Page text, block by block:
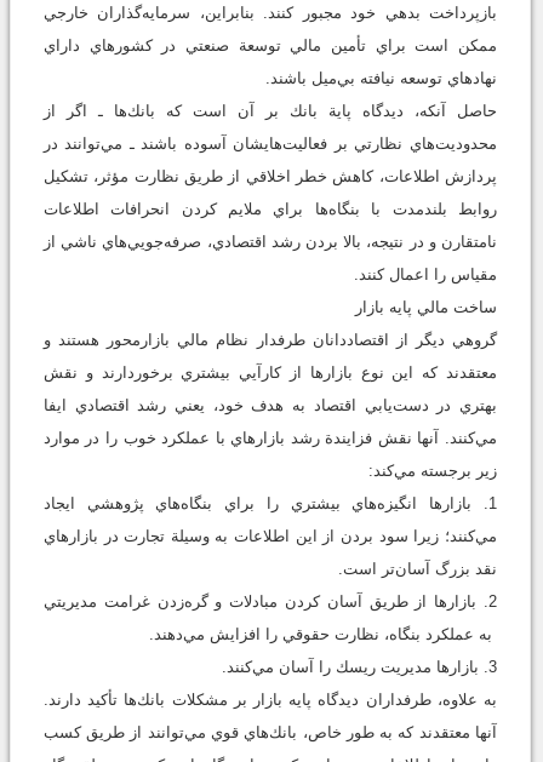
بازپرداخت بدهي خود مجبور كنند. بنابراين، سرمايه‌گذاران خارجي
ممكن است براي تأمين مالي توسعة صنعتي در كشورهاي داراي
نهادهاي توسعه نيافته بي‌ميل باشند.
حاصل آنكه، ديدگاه پاية بانك بر آن است كه بانك‌ها ـ اگر از
محدوديت‌هاي نظارتي بر فعاليت‌هايشان آسوده باشند ـ مي‌توانند در
پردازش اطلاعات، كاهش خطر اخلاقي از طريق نظارت مؤثر، تشكيل
روابط بلندمدت با بنگاه‌ها براي ملايم كردن انحرافات اطلاعات
نامتقارن و در نتيجه، بالا بردن رشد اقتصادي، صرفه‌جويي‌هاي ناشي از
مقياس را اعمال كنند.
ساخت مالي پايه بازار
گروهي ديگر از اقتصاددانان طرفدار نظام مالي بازارمحور هستند و
معتقدند كه اين نوع بازارها از كارآيي بيشتري برخوردارند و نقش
بهتري در دست‌يابي اقتصاد به هدف خود، يعني رشد اقتصادي ايفا
مي‌كنند. آنها نقش فزايندة رشد بازارهاي با عملكرد خوب را در موارد
زير برجسته مي‌كند:
1. بازارها انگيزه‌هاي بيشتري را براي بنگاه‌هاي پژوهشي ايجاد
مي‌كنند؛ زيرا سود بردن از اين اطلاعات به وسيلة تجارت در بازارهاي
نقد بزرگ آسان‌تر است.
2. بازارها از طريق آسان كردن مبادلات و گره‌زدن غرامت مديريتي
به عملكرد بنگاه، نظارت حقوقي را افزايش مي‌دهند.
3. بازارها مديريت ريسك را آسان مي‌كنند.
به علاوه، طرفداران ديدگاه پايه بازار بر مشكلات بانك‌ها تأكيد دارند.
آنها معتقدند كه به طور خاص، بانك‌هاي قوي مي‌توانند از طريق كسب